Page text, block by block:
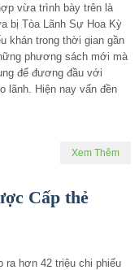
vừa trình bày trên là
bị Tòa Lãnh Sự Hoa Kỳ
khán trong thời gian gần
phương sách mới mà
để đương đầu với
lãnh. Hiện nay vấn đền
Xem Thêm
Cấp thẻ
ra hơn 42 triệu chi phiếu